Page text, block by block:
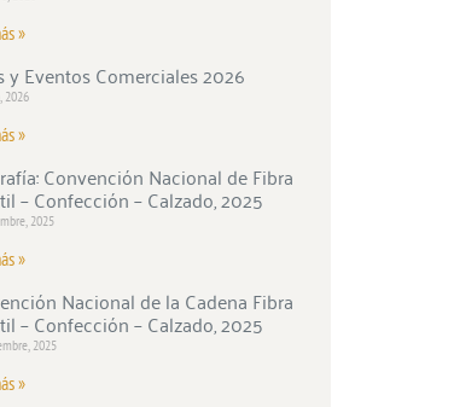
»
y Eventos Comerciales 2026
2026
»
Convención Nacional de Fibra
– Confección – Calzado, 2025
2025
»
Nacional de la Cadena Fibra
– Confección – Calzado, 2025
2025
»